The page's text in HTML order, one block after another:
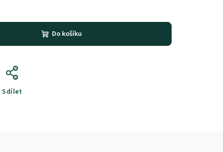
Do košíku
Sdílet